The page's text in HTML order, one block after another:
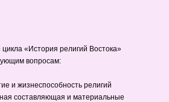
цикла «История религий Востока»
вопросам:
и жизнеспособность религий
составляющая и материальные